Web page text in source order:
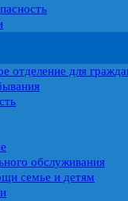
отделение для
обслуживания
семье и детям